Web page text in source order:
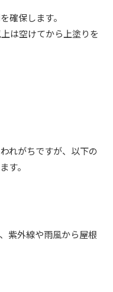
確保します。
は空けてから上塗りを
れがちですが、以下の
す。
紫外線や雨風から屋根